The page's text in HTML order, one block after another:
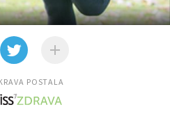
POSTALA